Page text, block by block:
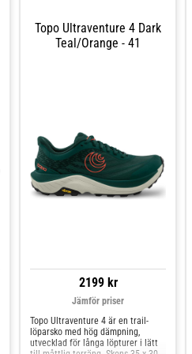
hållbarhet och stöd i områden som
utsätts för hög belastning.
Yttersulan i Vibram® XS Trek EVO
Topo Ultraventure 4 Dark
Teal/Orange - 41
2199 kr
Jämför priser
Topo Ultraventure 4 är en trail-
löparsko med hög dämpning,
utvecklad för långa löpturer i lätt